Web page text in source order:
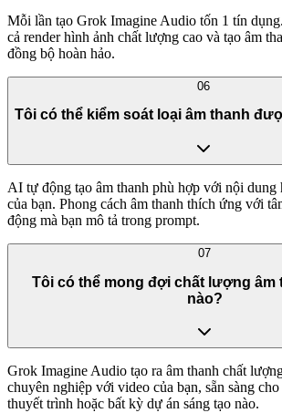
Mỗi lần tạo Grok Imagine Audio tốn 1 tín
cả render hình ảnh chất lượng cao và tạo âm
đồng bộ hoàn hảo.
06
Tôi có thể kiểm soát loại âm thanh
AI tự động tạo âm thanh phù hợp với nội dung
của bạn. Phong cách âm thanh thích ứng với
động mà bạn mô tả trong prompt.
07
Tôi có thể mong đợi chất lượng âm
nào?
Grok Imagine Audio tạo ra âm thanh chất
chuyên nghiệp với video của bạn, sẵn sàng
thuyết trình hoặc bất kỳ dự án sáng tạo nào.